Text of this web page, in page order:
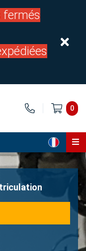
fermés
0
Page d'accueil
À propos de nous
Contacter